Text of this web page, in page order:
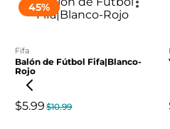
45%
fifa
Balón de Fútbol Fifa|Blanco-
Rojo
$5.99 $10.99